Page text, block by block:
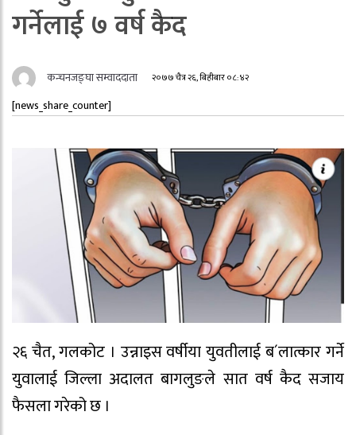
गर्नेलाई ७ वर्ष कैद
कन्चनजङ्घा सम्वाददाता २०७७ चैत्र २६, बिहीबार ०८:४२
[news_share_counter]
२६ चैत, गलकोट । उन्नाइस वर्षीया युवतीलाई ब´लात्कार गर्ने
युवालाई जिल्ला अदालत बागलुङले सात वर्ष कैद सजाय
फैसला गरेको छ ।